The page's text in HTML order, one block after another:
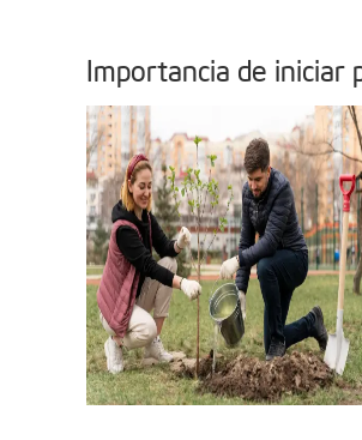
Importancia de iniciar